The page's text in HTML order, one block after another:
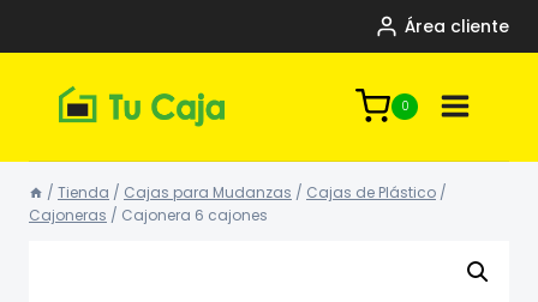
Área cliente
0
/ Tienda / Cajas para Mudanzas / Cajas de Plástico /
Cajoneras / Cajonera 6 cajones